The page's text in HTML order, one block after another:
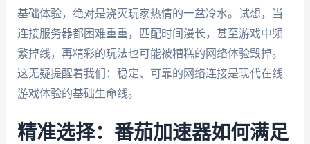
基础体验，绝对是浇灭玩家热情的一盆冷水。试想，当
连接服务器都困难重重，匹配时间漫长，甚至游戏中频
繁掉线，再精彩的玩法也可能被糟糕的网络体验毁掉。
这无疑提醒着我们：稳定、可靠的网络连接是现代在线
游戏体验的基础生命线。
精准选择：番茄加速器如何满足